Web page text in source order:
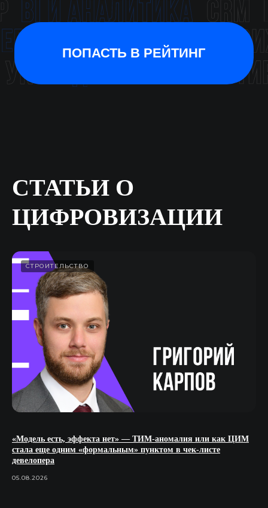
СТАТЬИ О
ЦИФРОВИЗАЦИИ
СТРОИТЕЛЬСТВО
«Модель есть, эффекта нет» — ТИМ-аномалия или как ЦИМ
стала еще одним «формальным» пунктом в чек-листе
девелопера
05.08.2026